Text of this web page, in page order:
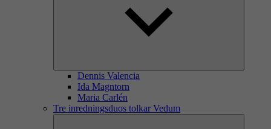
Dennis Valencia
Ida Magntorn
Maria Carlén
Tre inredningsduos tolkar Vedum